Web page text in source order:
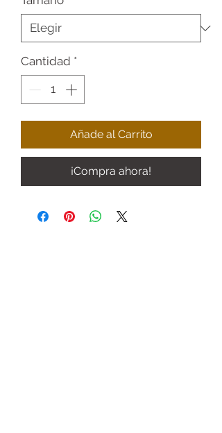
Cantidad *
Añade al Carrito
¡Compra ahora!